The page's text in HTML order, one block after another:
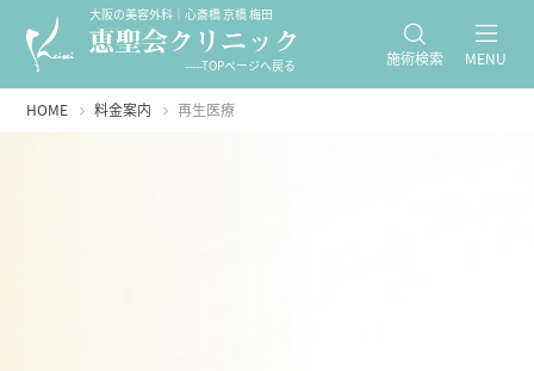
大阪の美容外科｜心斎橋 京橋 梅田
-----TOPページへ戻る 施術検索 MENU
HOME 料金案内 再生医療